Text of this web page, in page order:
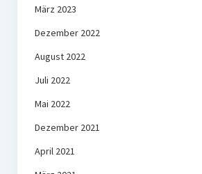
März 2023
Dezember 2022
August 2022
Juli 2022
Mai 2022
Dezember 2021
April 2021